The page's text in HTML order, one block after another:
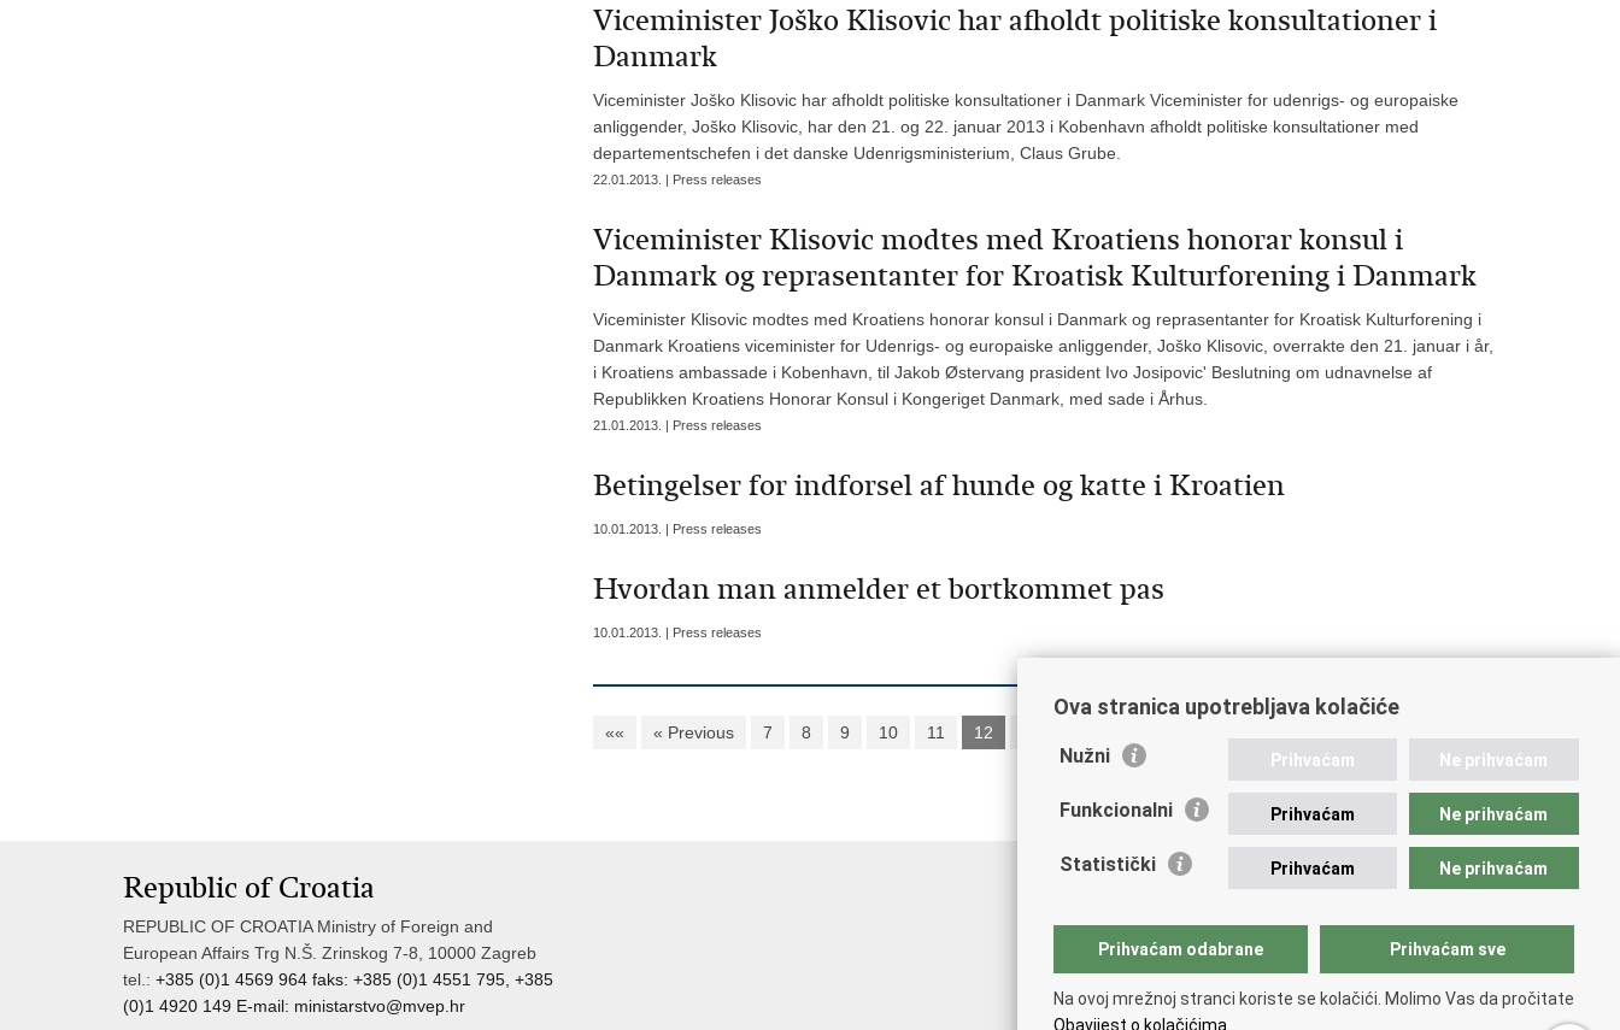
Viceminister Joško Klisovic har afholdt politiske konsultationer i
Danmark
Viceminister Joško Klisovic har afholdt politiske konsultationer i Danmark Viceminister for udenrigs- og europaiske
anliggender, Joško Klisovic, har den 21. og 22. januar 2013 i Kobenhavn afholdt politiske konsultationer med
departementschefen i det danske Udenrigsministerium, Claus Grube.
22.01.2013. | Press releases
Viceminister Klisovic modtes med Kroatiens honorar konsul i
Danmark og reprasentanter for Kroatisk Kulturforening i Danmark
Viceminister Klisovic modtes med Kroatiens honorar konsul i Danmark og reprasentanter for Kroatisk Kulturforening i
Danmark Kroatiens viceminister for Udenrigs- og europaiske anliggender, Joško Klisovic, overrakte den 21. januar i år,
i Kroatiens ambassade i Kobenhavn, til Jakob Østervang prasident Ivo Josipovic' Beslutning om udnavnelse af
Republikken Kroatiens Honorar Konsul i Kongeriget Danmark, med sade i Århus.
21.01.2013. | Press releases
Betingelser for indforsel af hunde og katte i Kroatien
10.01.2013. | Press releases
Hvordan man anmelder et bortkommet pas
10.01.2013. | Press releases
«« « Previous 7 8 9 10 11 12
Republic of Croatia
REPUBLIC OF CROATIA Ministry of Foreign and
European Affairs Trg N.Š. Zrinskog 7-8, 10000 Zagreb
tel.: +385 (0)1 4569 964 faks: +385 (0)1 4551 795, +385
(0)1 4920 149 E-mail: ministarstvo@mvep.hr
Ova stranica upotrebljava kolačiće
Nužni Prihvaćam Ne prihvaćam
Funkcionalni Prihvaćam Ne prihvaćam
Statistički Prihvaćam Ne prihvaćam
Prihvaćam odabrane Prihvaćam sve
Na ovoj mrežnoj stranci koriste se kolačići. Molimo Vas da pročitate
Obavijest o kolačićima.